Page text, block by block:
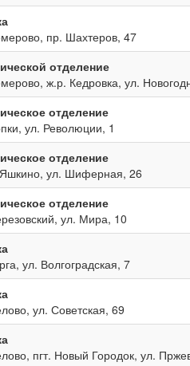
пр. Шахтеров, 47
отделение
ж.р. Кедровка, ул.
отделение
ул. Революции, 1
отделение
Яшкино, ул. Шиферная, 26
отделение
ул. Мира, 10
ул. Волгоградская, 7
ул. Советская, 69
пгт. Новый Городок, ул.